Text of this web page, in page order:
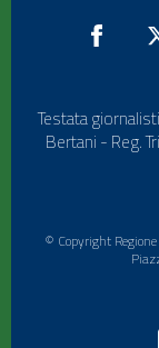
Testata
Bertani - Reg.
© Copyright